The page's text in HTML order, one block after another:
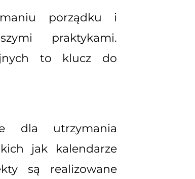
porządku i
praktykami.
to klucz do
dla utrzymania
jak kalendarze
są realizowane